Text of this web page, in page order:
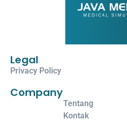
Legal
Privacy Policy
Tentang
Kontak
Company